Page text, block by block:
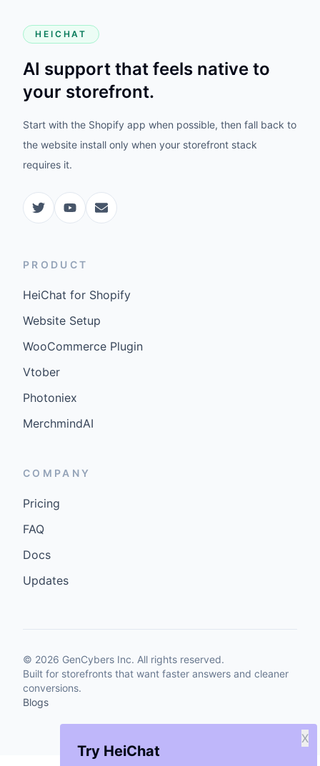
Try HeiChat
X
HEICHAT
AI support that feels native to
your storefront.
Start with the Shopify app when possible, then fall back to
the website install only when your storefront stack
requires it.
PRODUCT
HeiChat for Shopify
Website Setup
WooCommerce Plugin
Vtober
Photoniex
MerchmindAI
COMPANY
Pricing
FAQ
Docs
Updates
© 2026 GenCybers Inc. All rights reserved.
Built for storefronts that want faster answers and cleaner
conversions.
Blogs